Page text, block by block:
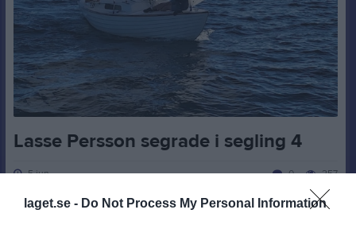
laget.se - Do Not Process My Personal Information
Lasse Persson segrade i segling 4
5 jun 257
0
Dela Tweeta